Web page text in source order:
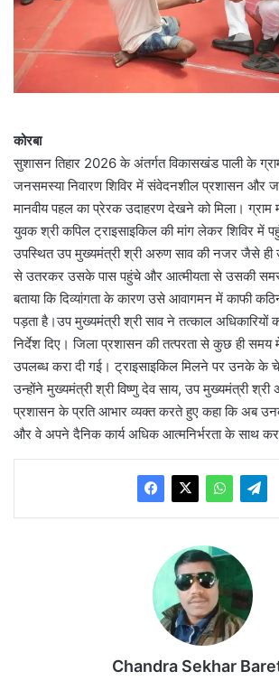
कोरबा
सुशासन तिहार 2026 के अंतर्गत विकासखंड पाली के
जनसमस्या निवारण शिविर में संवेदनशील प्रशासन और
मानवीय पहल का प्रेरक उदाहरण देखने को मिला। ग्राम
युवक श्री कपिल ट्राइसाइकिल की मांग लेकर शिविर में
उपस्थित उप मुख्यमंत्री श्री अरुण साव की नजर जैसे ही
से उतरकर उसके पास पहुंचे और आत्मीयता से उसकी
बताया कि दिव्यांगता के कारण उसे आवागमन में काफी
पड़ता है।उप मुख्यमंत्री श्री साव ने तत्काल
निर्देश दिए। जिला प्रशासन की तत्परता से कुछ ही समय
उपलब्ध करा दी गई। ट्राइसाइकिल मिलने पर उनके के
उन्होंने मुख्यमंत्री श्री विष्णु देव साय, उप मुख्यमंत्री
प्रशासन के प्रति आभार व्यक्त करते हुए कहा कि अब
और वे अपने दैनिक कार्य अधिक आत्मनिर्भरता के साथ
Chandra Sekhar